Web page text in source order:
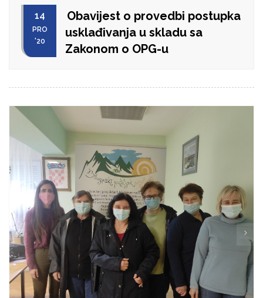
14
PRO
'20
Obavijest o provedbi postupka
usklađivanja u skladu sa
Zakonom o OPG-u